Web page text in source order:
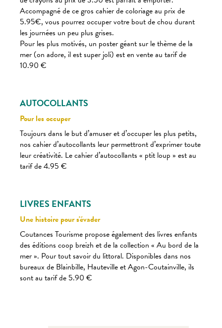
Accompagné de ce gros cahier de coloriage au prix de
5.95€, vous pourrez occuper votre bout de chou durant
les journées un peu plus grises.
Pour les plus motivés, un poster géant sur le thème de la
mer (on adore, il est super joli) est en vente au tarif de
10.90 €
AUTOCOLLANTS
Pour les occuper
Toujours dans le but d’amuser et d’occuper les plus petits,
nos cahier d’autocollants leur permettront d’exprimer toute
leur créativité. Le cahier d’autocollants « ptit loup » est au
tarif de 4.95 €
LIVRES ENFANTS
Une histoire pour s'évader
Coutances Tourisme propose également des livres enfants
des éditions coop breizh et de la collection « Au bord de la
mer ». Pour tout savoir du littoral. Disponibles dans nos
bureaux de Blainbille, Hauteville et Agon-Coutainville, ils
sont au tarif de 5.90 €